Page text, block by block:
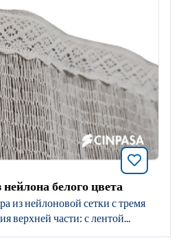
белого цвета
из нейлоновой сетки с тремя
верхней части: с лентой...